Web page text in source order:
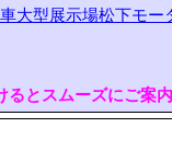
大型展示場松下モー
とスムーズにご案内